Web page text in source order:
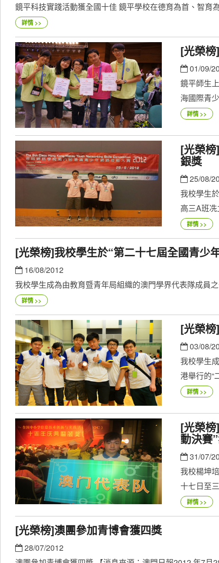
鏡平科技實踐活動獲全國十佳 鏡平學校在德育為首、智育
詳情 >>
[光榮
01/09/
鏡平師生
海國際青
詳情 >>
[光榮
銀獎
25/08/
我校學生
高三A班
詳情 >>
[光榮榜]我校學生於“第二十七屆全國青少
16/08/2012
我校學生成為由教育暨青年局組織的澳門學界代表隊成員
詳情 >>
[光榮
03/08/
我校學生
港舉行的“
詳情 >>
[光榮
動決賽
31/07/
我校楊坤
十七日至
詳情 >>
[光榮榜]澳團參加青博會獲四獎
28/07/2012